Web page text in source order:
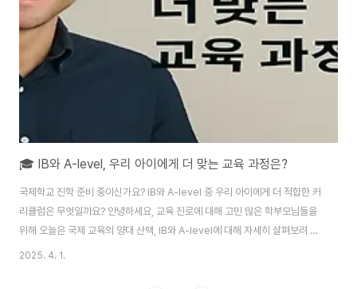
🎓 IB와 A-level, 우리 아이에게 더 맞는 교육 과정은?
국제학교 진학 준비 중이신가요? IB와 A-level 중 우리 아이에게 더 적합한 커
리큘럼은 무엇일까요? 안녕하세요, 교육 진로에 대해 고민 많은 학부모님들을
위해 오늘은 국제 교육의 양대 산맥, IB와 A-level에 대해 자세히 살펴보려 해
요. 저희 아이도 초등학교 고학년이 되면서 ‘어떤 방식의 공부가 더 맞을까?’란
2025. 4. 1.